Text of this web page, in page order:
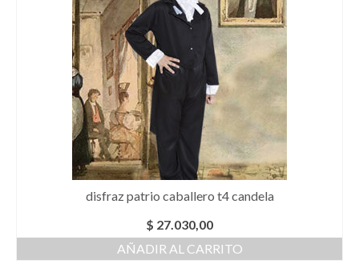
disfraz patrio caballero t4 candela
$ 27.030,00
AÑADIR AL CARRITO